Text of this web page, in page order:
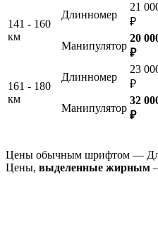
141 - 160
км
Длинномер
21
₽
Манипулятор
20
₽
161 - 180
км
Длинномер
23
₽
Манипулятор
32
₽
Цены обычным шрифтом —
Цены, выделенные жирным